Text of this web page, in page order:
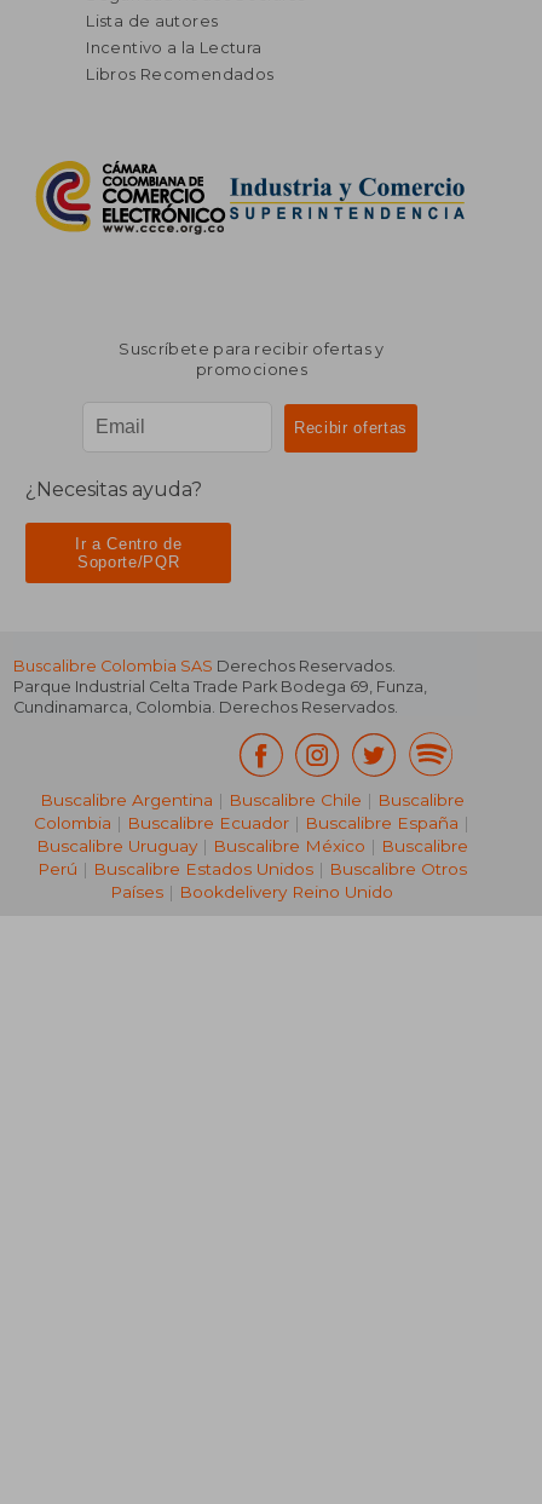
Lista de autores
Incentivo a la Lectura
Libros Recomendados
Suscríbete para recibir ofertas y
promociones
¿Necesitas ayuda?
Ir a Centro de
Soporte/PQR
Buscalibre Colombia SAS Derechos Reservados.
Parque Industrial Celta Trade Park Bodega 69, Funza,
Cundinamarca, Colombia. Derechos Reservados.
Buscalibre Argentina | Buscalibre Chile | Buscalibre
Colombia | Buscalibre Ecuador | Buscalibre España |
Buscalibre Uruguay| Buscalibre México | Buscalibre
Perú | Buscalibre Estados Unidos| Buscalibre Otros
Países | Bookdelivery Reino Unido